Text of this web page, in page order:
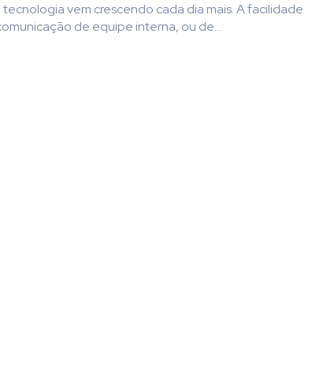
vem crescendo cada dia mais. A facilidade
de equipe interna, ou de...